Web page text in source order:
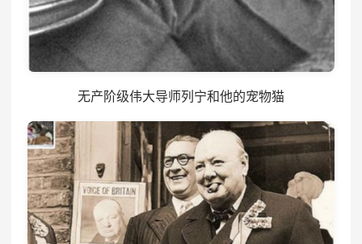
无产阶级伟大导师列宁和他的宠物猫